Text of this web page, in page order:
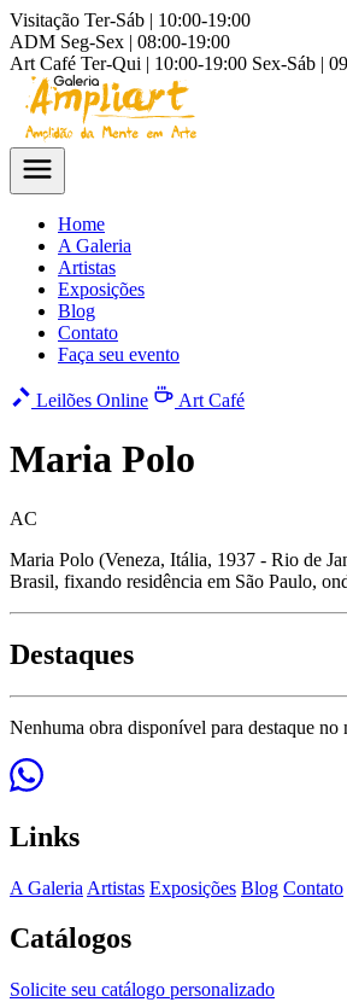
Visitação Ter-Sáb | 10:00-19:00
ADM Seg-Sex | 08:00-19:00
Art Café Ter-Qui | 10:00-19:00 Sex-Sáb |
Home
A Galeria
Artistas
Exposições
Blog
Contato
Faça seu evento
Leilões Online Art Café
Maria Polo
AC
Maria Polo (Veneza, Itália, 1937 - Rio de
Brasil, fixando residência em São Paulo,
Destaques
Nenhuma obra disponível para destaque no
Links
A Galeria Artistas Exposições Blog Contato
Catálogos
Solicite seu catálogo personalizado